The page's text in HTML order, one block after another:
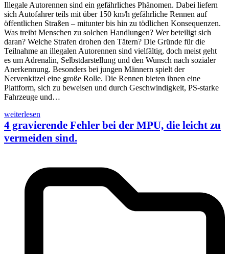
Illegale Autorennen sind ein gefährliches Phänomen. Dabei liefern
sich Autofahrer teils mit über 150 km/h gefährliche Rennen auf
öffentlichen Straßen – mitunter bis hin zu tödlichen Konsequenzen.
Was treibt Menschen zu solchen Handlungen? Wer beteiligt sich
daran? Welche Strafen drohen den Tätern? Die Gründe für die
Teilnahme an illegalen Autorennen sind vielfältig, doch meist geht
es um Adrenalin, Selbstdarstellung und den Wunsch nach sozialer
Anerkennung. Besonders bei jungen Männern spielt der
Nervenkitzel eine große Rolle. Die Rennen bieten ihnen eine
Plattform, sich zu beweisen und durch Geschwindigkeit, PS-starke
Fahrzeuge und…
weiterlesen
4 gravierende Fehler bei der MPU, die leicht zu
vermeiden sind.